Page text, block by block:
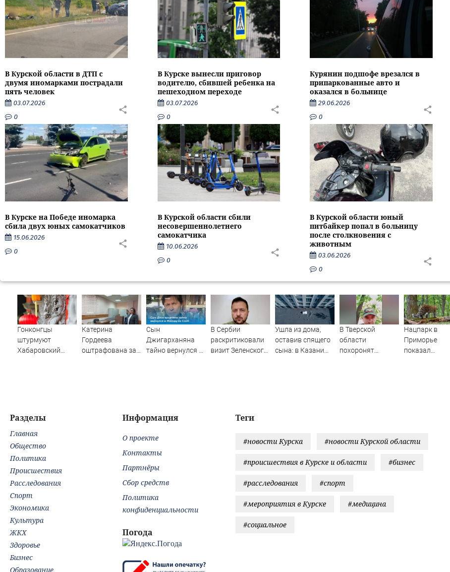
В Курской области в ДТП с
двумя иномарками пострадали
пять человек
03.07.2026
0
В Курске вынесли приговор
водителю, сбившей ребенка на
пешеходном переходе
03.07.2026
0
Курянин подшофе врезался в
припаркованные авто и
оказался в больнице
29.06.2026
0
В Курске на Победе иномарка
сбила двух юных самокатчиков
15.06.2026
0
В Курской области сбили
несовершеннолетнего
самокатчика
10.06.2026
0
В Курской области юный
питбайкер попал в больницу
после столкновения с
животным
03.06.2026
0
Гонконгцы
штурмуют
Хабаровский
Катерина
Гордеева
оштрафована за
Сын
Джигарханяна
тайно вернулся в
В Сербии
раскритиковали
визит Зеленского
Ушла из дома,
оставив спящего
сына: в Казани
В Тверской
области
похоронят
Нацпарк в
Приморье
показал
Теги
#новости Курска #новости Курской области
#происшествия в Курске и области #бизнес
#расследования #спорт
#мероприятия в Курске #медицина
#социальное
Разделы
Главная
Общество
Политика
Происшествия
Расследования
Спорт
Экономика
Культура
ЖКХ
Здоровье
Бизнес
Образование
Информация
О проекте
Контакты
Партнёры
Сбор средств
Политика
конфиденциальности
Погода